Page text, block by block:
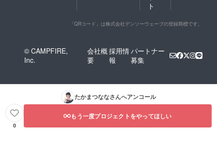
ト
「QRコード」は株式会社デンソーウェーブの登録商標です。
© CAMPFIRE,
Inc.
会社概
要
採用情
報
パートナー
募集
たかまつななさんへアンコール
0
もう一度プロジェクトをやってほしい